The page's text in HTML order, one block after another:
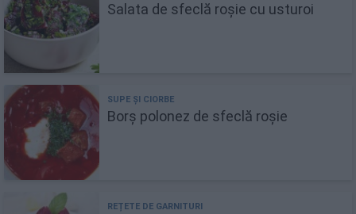
Salata de sfeclă roșie cu usturoi
Borș polonez de sfeclă roșie